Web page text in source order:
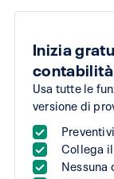
Inizia
contabilità
Usa tutte le
versione di
Collega il
Nessuna